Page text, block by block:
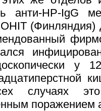
анти-НР-IgG
(Финляндия)
у
случаях это
поражением